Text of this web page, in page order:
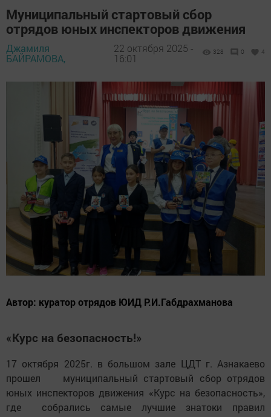
Муниципальный стартовый сбор
отрядов юных инспекторов движения
Джамиля
БАЙРАМОВА,
22 октября 2025 -
16:01
328 0 4
Автор: куратор отрядов ЮИД Р.И.Габдрахманова
«Курс на безопасность!»
17 октября 2025г. в большом зале ЦДТ г. Азнакаево
прошел муниципальный стартовый сбор отрядов
юных инспекторов движения «Курс на безопасность»,
где собрались самые лучшие знатоки правил